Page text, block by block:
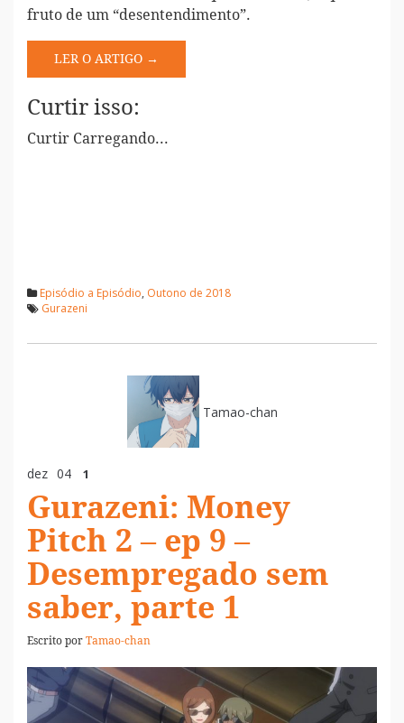
fruto de um “desentendimento”.
LER O ARTIGO →
Curtir isso:
Curtir Carregando...
Episódio a Episódio, Outono de 2018
Gurazeni
Tamao-chan
dez 04 1
Gurazeni: Money
Pitch 2 – ep 9 –
Desempregado sem
saber, parte 1
Escrito porTamao-chan